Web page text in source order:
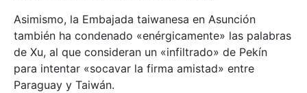
Asimismo, la Embajada taiwanesa en Asunción
también ha condenado «enérgicamente» las palabras
de Xu, al que consideran un «infiltrado» de Pekín
para intentar «socavar la firma amistad» entre
Paraguay y Taiwán.